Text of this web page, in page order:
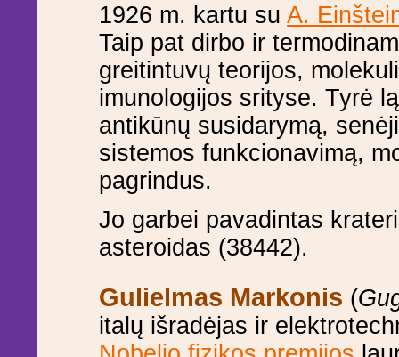
1926 m. kartu suA.
Taip pat dirbo ir
greitintuvų teorijos,
imunologijos srityse. Tyrė
antikūnų susidarymą,
sistemos funkcionavimą,
pagrindus.
Jo garbei pavadintas
asteroidas (38442).
Gulielmas Markonis (
italų išradėjas ir